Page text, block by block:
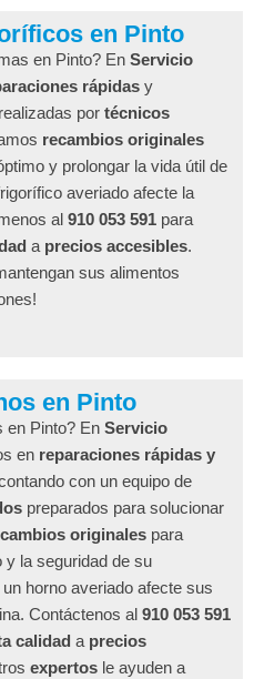
en Pinto
en Pinto? En Servicio
rápidas y
por técnicos
recambios originales
y prolongar la vida útil de
averiado afecte la
al 910 053 591 para
a precios accesibles.
sus alimentos
en Pinto
en Pinto? En Servicio
en reparaciones rápidas y
con un equipo de
preparados para solucionar
originales para
y la seguridad de su
horno averiado afecte sus
Contáctenos al 910 053 591
calidad a precios
expertos le ayuden a